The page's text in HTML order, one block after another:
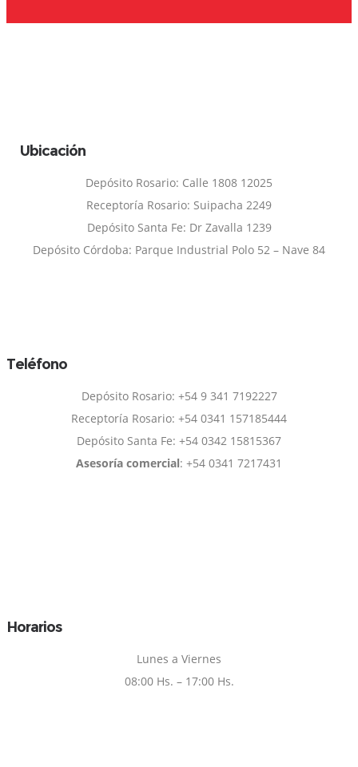
Ubicación
Depósito Rosario: Calle 1808 12025
Receptoría Rosario: Suipacha 2249
Depósito Santa Fe: Dr Zavalla 1239
Depósito Córdoba: Parque Industrial Polo 52 – Nave 84
Teléfono
Depósito Rosario: +54 9 341 7192227
Receptoría Rosario: +54 0341 157185444
Depósito Santa Fe: +54 0342 15815367
Asesoría comercial: +54 0341 7217431
Horarios
Lunes a Viernes
08:00 Hs. – 17:00 Hs.